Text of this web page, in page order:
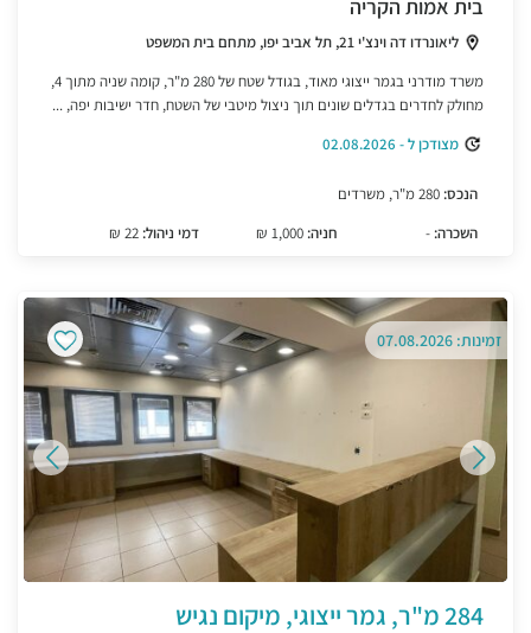
בית אמות הקריה
ליאונרדו דה וינצ'י 21, תל אביב יפו, מתחם בית המשפט
משרד מודרני בגמר ייצוגי מאוד, בגודל שטח של 280 מ"ר, קומה שניה מתוך 4,
מחולק לחדרים בגדלים שונים תוך ניצול מיטבי של השטח, חדר ישיבות יפה, ...
מצודכן ל - 02.08.2026
הנכס:
השכרה: - חניה: דמי ניהול: 22 ₪
זמינות: 07.08.2026
284 מ"ר, גמר ייצוגי, מיקום נגיש